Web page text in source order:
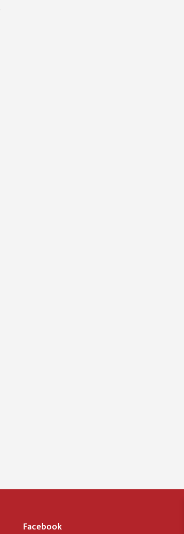
Facebook